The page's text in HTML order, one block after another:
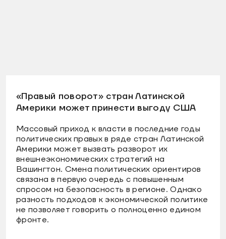
«Правый поворот» стран Латинской
Америки может принести выгоду США
Массовый приход к власти в последние годы
политических правых в ряде стран Латинской
Америки может вызвать разворот их
внешнеэкономических стратегий на
Вашингтон. Смена политических ориентиров
связана в первую очередь с повышенным
спросом на безопасность в регионе. Однако
разность подходов к экономической политике
не позволяет говорить о полноценно едином
фронте.